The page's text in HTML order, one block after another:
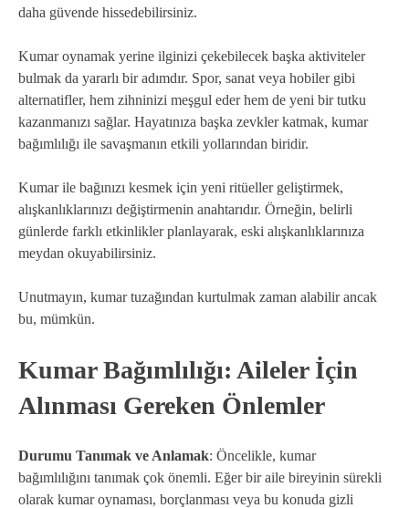
daha güvende hissedebilirsiniz.
Kumar oynamak yerine ilginizi çekebilecek başka aktiviteler
bulmak da yararlı bir adımdır. Spor, sanat veya hobiler gibi
alternatifler, hem zihninizi meşgul eder hem de yeni bir tutku
kazanmanızı sağlar. Hayatınıza başka zevkler katmak, kumar
bağımlılığı ile savaşmanın etkili yollarından biridir.
Kumar ile bağınızı kesmek için yeni ritüeller geliştirmek,
alışkanlıklarınızı değiştirmenin anahtarıdır. Örneğin, belirli
günlerde farklı etkinlikler planlayarak, eski alışkanlıklarınıza
meydan okuyabilirsiniz.
Unutmayın, kumar tuzağından kurtulmak zaman alabilir ancak
bu, mümkün.
Kumar Bağımlılığı: Aileler İçin
Alınması Gereken Önlemler
Durumu Tanımak ve Anlamak: Öncelikle, kumar
bağımlılığını tanımak çok önemli. Eğer bir aile bireyinin sürekli
olarak kumar oynaması, borçlanması veya bu konuda gizli